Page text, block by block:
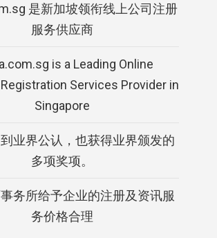
是新加坡领衔线上公司注册
服务供应商
is a Leading Online
Services Provider in
Singapore
业界公认，也获得业界颁发的
多项奖项。
务所给予企业的注册及资讯服
务价格合理